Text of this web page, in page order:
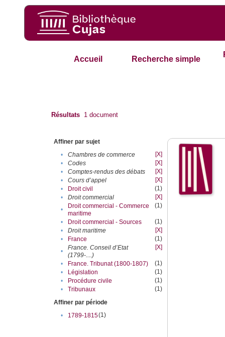
Accueil Recherche simple
Résultats 1 document
Affiner par sujet
•
Chambres de commerce
[X]
•
Codes
[X]
•
Comptes-rendus des débats
[X]
•
Cours d’appel
[X]
•
Droit civil
(1)
•
Droit commercial
[X]
•
Droit commercial - Commerce
maritime
(1)
• Droit commercial - Sources
(1)
•
Droit maritime
[X]
•
France
(1)
•
France. Conseil d’Etat
(1799-....)
[X]
• France. Tribunat (1800-1807)
(1)
•
Législation
(1)
•
Procédure civile
(1)
•
Tribunaux
(1)
Affiner par période
•
1789-1815(1)